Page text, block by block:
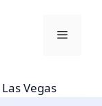
Menu
Las Vegas